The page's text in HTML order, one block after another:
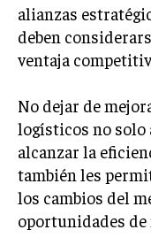
ÉTICA
SOCIAL
BLOG
Acerca de Últimas
Raúl
Soy Raúl
alianzas
deben
ventaja
No dejar de
logísticos no solo
alcanzar la
también les
los cambios del
oportunidades de